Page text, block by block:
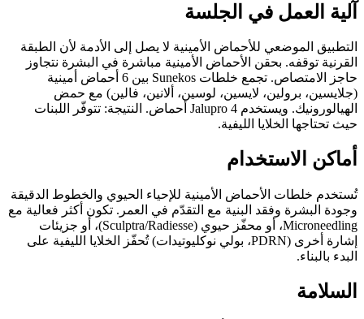
آلية العمل في الجلسة
التطبيق الموضعي للأحماض الأمينية لا يصل إلى الأدمة لأن الطبقة
القرنية توقفه. بحقن الأحماض الأمينية مباشرة في البشرة نتجاوز
حاجز الامتصاص. تجمع خلطات Sunekos بين 6 أحماض أمينية
(جلايسين، برولين، لايسين، لوسين، ألانين، فالين) مع حمض
الهيالورونيك. ويستخدم Jalupro 4 أحماض. النتيجة: تتوفّر اللبنات
حيث تحتاجها الخلايا الليفية.
أماكن الاستخدام
تُستخدم خلطات الأحماض الأمينية للإحياء الحيوي والخطوط الدقيقة
وجودة البشرة وفقد البنية مع التقدّم في العمر. تكون أكثر فعالية مع
Microneedling، أو محفّز حيوي (Sculptra/Radiesse)، أو جزيئات
إشارة أخرى (PDRN، بولي نوكليوتيدات) تُحفّز الخلايا الليفية على
البدء بالبناء.
السلامة